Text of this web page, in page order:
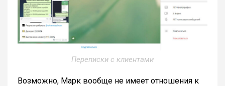
Переписки с клиентами
Возможно, Марк вообще не имеет отношения к